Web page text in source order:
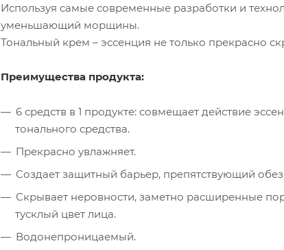
Используя самые современные разработки и
уменьшающий морщины.
Тональный крем – эссенция не только прекрасно
Преимущества продукта:
6 средств в 1 продукте: cовмещает действие
тонального средства.
Прекрасно увлажняет.
Создает защитный барьер, препятствующий
Скрывает неровности, заметно расширенные
тусклый цвет лица.
Водонепроницаемый.